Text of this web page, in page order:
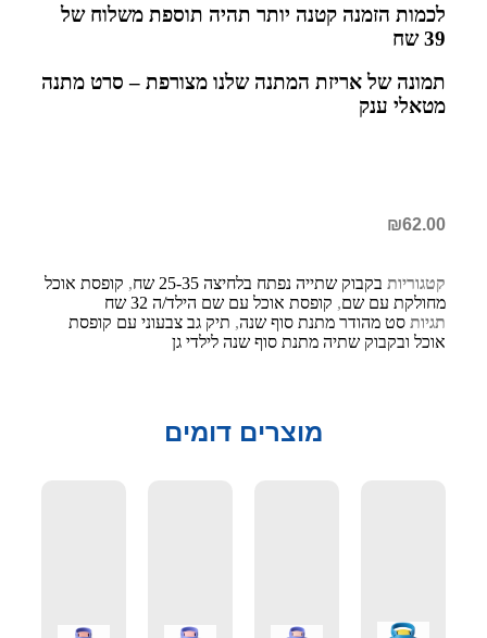
לכמות הזמנה קטנה יותר תהיה תוספת משלוח של
39 שח
תמונה של אריזת המתנה שלנו מצורפת – סרט מתנה
מטאלי ענק
₪62.00
קטגוריות בקבוק שתייה נפתח בלחיצה 25-35 שח , קופסת אוכל
מחולקת עם שם, קופסת אוכל עם שם הילד/ה 32 שח
תגיות סט מהודר מתנת סוף שנה, תיק גב צבעוני עם קופסת
אוכל ובקבוק שתיה מתנת סוף שנה לילדי גן
מוצרים דומים